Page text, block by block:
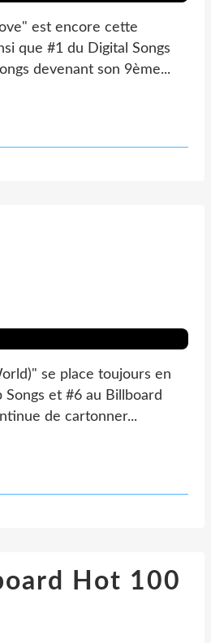
est encore cette
que #1 du Digital Songs
devenant son 9ème...
se place toujours en
Songs et #6 au Billboard
de cartonner...
Hot 100